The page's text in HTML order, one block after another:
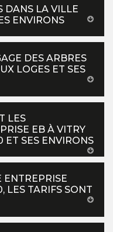
DANS LA VILLE
ENVIRONS
DES ARBRES
LOGES ET SES
LES
EB À VITRY
ET SES ENVIRONS
ENTREPRISE
LES TARIFS SONT